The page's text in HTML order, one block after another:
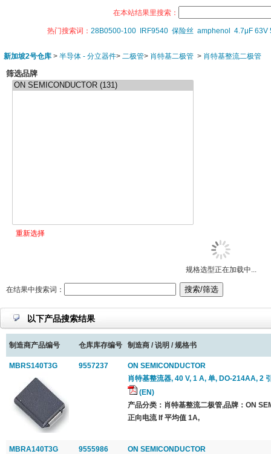
在本站结果里搜索：
热门搜索词： 28B0500-100 IRF9540 保险丝 amphenol 4.7μF 63V
新加坡2号仓库 > 半导体 - 分立器件> 二极管> 肖特基二极管 > 肖特基整流二极管
筛选品牌
重新选择
规格选型正在加载中...
在结果中搜索词：
以下产品搜索结果
制造商产品编号 仓库库存编号 制造商 / 说明 / 规格书
MBRS140T3G 9557237
ON SEMICONDUCTOR
肖特基整流器, 40 V, 1 A, 单, DO-214AA, 2
(EN)
产品分类：肖特基整流二极管,品牌：ON
正向电流 If 平均值 1A,
MBRA140T3G 9555986
ON SEMICONDUCTOR